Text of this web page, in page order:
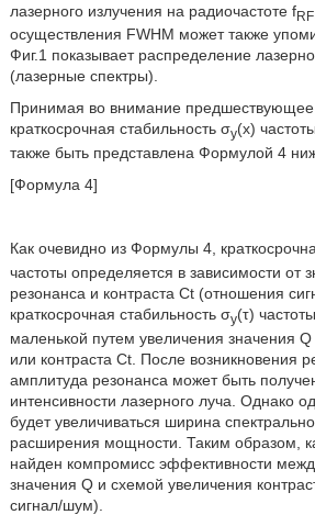
лазерного излучения на радиочастоте fRF
осуществления FWHM может также
Фиг.1 показывает распределение
(лазерные спектры).
Принимая во внимание предшествующее
краткосрочная стабильность σy(x)
также быть представлена Формулой 4
[Формула 4]
Как очевидно из Формулы 4,
частоты определяется в зависимости от
резонанса и контраста Ct (отношения
краткосрочная стабильность σy(τ)
маленькой путем увеличения значения
или контраста Ct. После возникновения
амплитуда резонанса может быть
интенсивности лазерного луча. Однако
будет увеличиваться ширина
расширения мощности. Таким образом,
найден компромисс эффективности
значения Q и схемой увеличения
сигнал/шум).